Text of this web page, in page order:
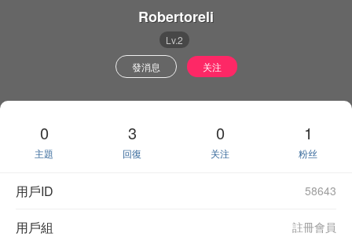
Robertoreli
Lv.2
發消息
关注
0
主題
3
回復
0
关注
1
粉丝
用戶ID 58643
用戶組 註冊會員